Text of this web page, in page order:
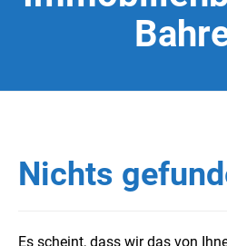
Nichts
Es scheint, dass wir das von